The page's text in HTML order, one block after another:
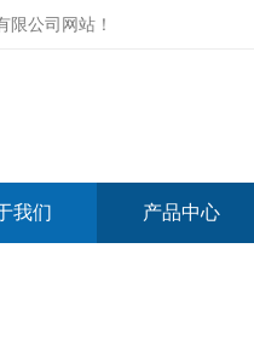
限公司网站 ！
我们 产品中心